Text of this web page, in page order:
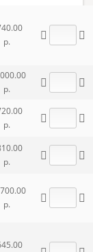
р.
р.
р.
р.
р.